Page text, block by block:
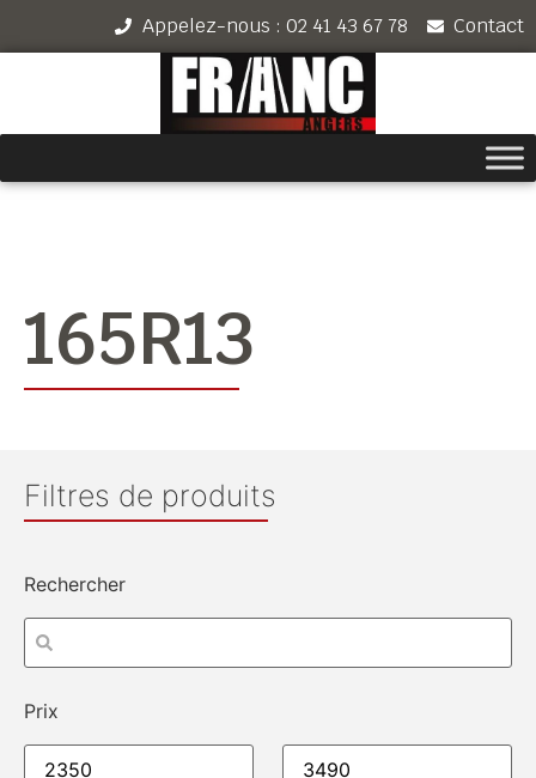
Appelez-nous : 02 41 43 67 78 Contact
165R13
Filtres de produits
Rechercher
Prix